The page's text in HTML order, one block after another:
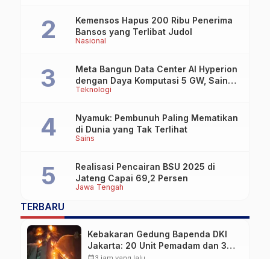
Nasional
Kemensos Hapus 200 Ribu Penerima
Bansos yang Terlibat Judol
Teknologi
Meta Bangun Data Center AI Hyperion
dengan Daya Komputasi 5 GW, Saingi
OpenAI dan Google
Sains
Nyamuk: Pembunuh Paling Mematikan
di Dunia yang Tak Terlihat
Jawa Tengah
Realisasi Pencairan BSU 2025 di
Jateng Capai 69,2 Persen
TERBARU
Kebakaran Gedung Bapenda DKI
Jakarta: 20 Unit Pemadam dan 3
Bronto Skylift Dikerahkan, Angin